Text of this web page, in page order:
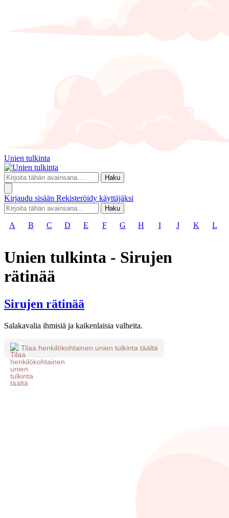
Unien tulkinta
Haku
Kirjaudu sisään Rekisteröidy käyttäjäksi
Haku
A B C D E F G H I J K L
Unien tulkinta - Sirujen
rätinää
Sirujen rätinää
Salakavalia ihmisiä ja kaikenlaisia valheita.
Tilaa henkilökohtainen unien tulkinta täältä